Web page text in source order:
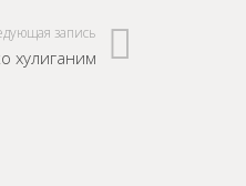
запись
хулиганим